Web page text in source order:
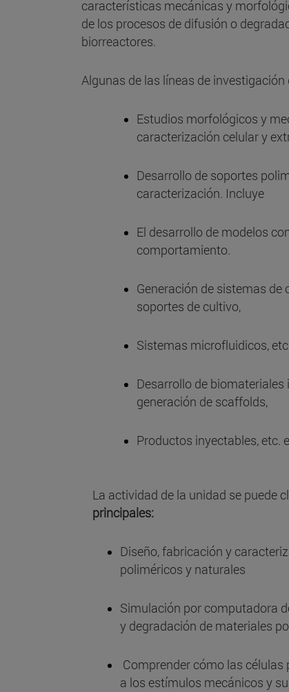
características mecánicas y
de los procesos de difusión o
biorreactores.
Algunas de las líneas de
Estudios morfológicos y
caracterización celular y
Desarrollo de soportes
caracterización. Incluye
El desarrollo de modelos
comportamiento.
Generación de sistemas
soportes de cultivo,
Sistemas microfluidicos,
Desarrollo de
generación de scaffolds,
Productos inyectables, etc.
La actividad de la unidad se puede
principales:
Diseño, fabricación y
poliméricos y naturales
Simulación por computadora
y degradación de materiales
Comprender cómo las células
a los estímulos mecánicos y